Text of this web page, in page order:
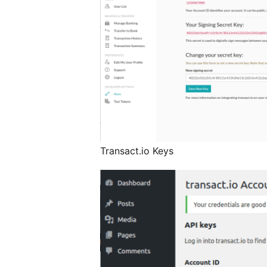
Transact.io Keys